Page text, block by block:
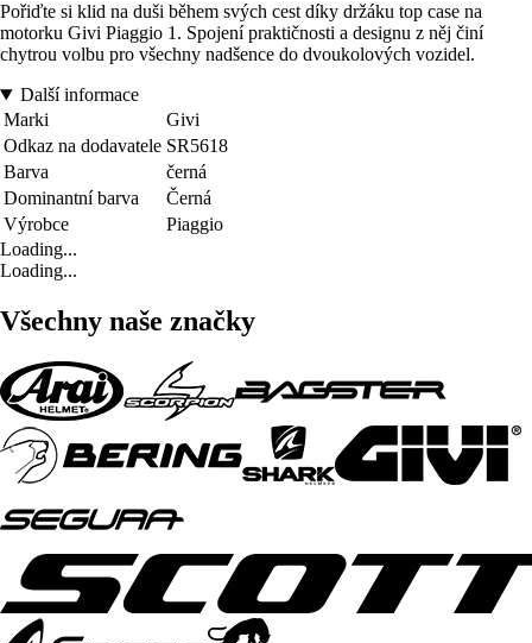
Pořiďte si klid na duši během svých cest díky držáku top case na
motorku Givi Piaggio 1. Spojení praktičnosti a designu z něj činí
chytrou volbu pro všechny nadšence do dvoukolových vozidel.
Další informace
Marki
Givi
Odkaz na dodavatele SR5618
Barva
černá
Dominantní barva
Černá
Výrobce
Piaggio
Loading...
Loading...
Všechny naše značky